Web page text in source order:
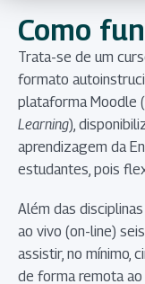
Como
Trata-se de um
formato
plataforma Moodle (
Learning),
aprendizagem da
estudantes, pois
Além das
ao vivo (on-line)
assistir, no mínimo,
de forma remota